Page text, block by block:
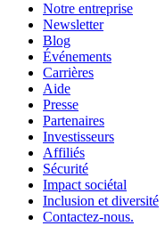
Notre entreprise
Newsletter
Blog
Événements
Carrières
Aide
Presse
Partenaires
Investisseurs
Affiliés
Sécurité
Impact sociétal
Inclusion et diversité
Contactez-nous.